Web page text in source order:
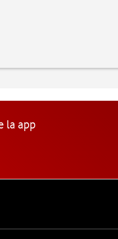
la app